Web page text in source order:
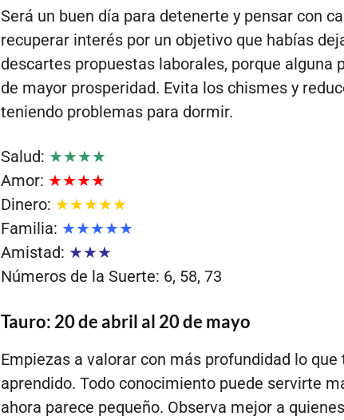
Será un buen día para detenerte y pensar con
recuperar interés por un objetivo que habías
descartes propuestas laborales, porque alguna
de mayor prosperidad. Evita los chismes y
teniendo problemas para dormir.
Salud: ★★★★
Amor: ★★★★
Dinero: ★★★★★
Familia: ★★★★★
Amistad: ★★★
Números de la Suerte: 6, 58, 73
Tauro: 20 de abril al 20 de mayo
Empiezas a valorar con más profundidad lo que
aprendido. Todo conocimiento puede servirte
ahora parece pequeño. Observa mejor a